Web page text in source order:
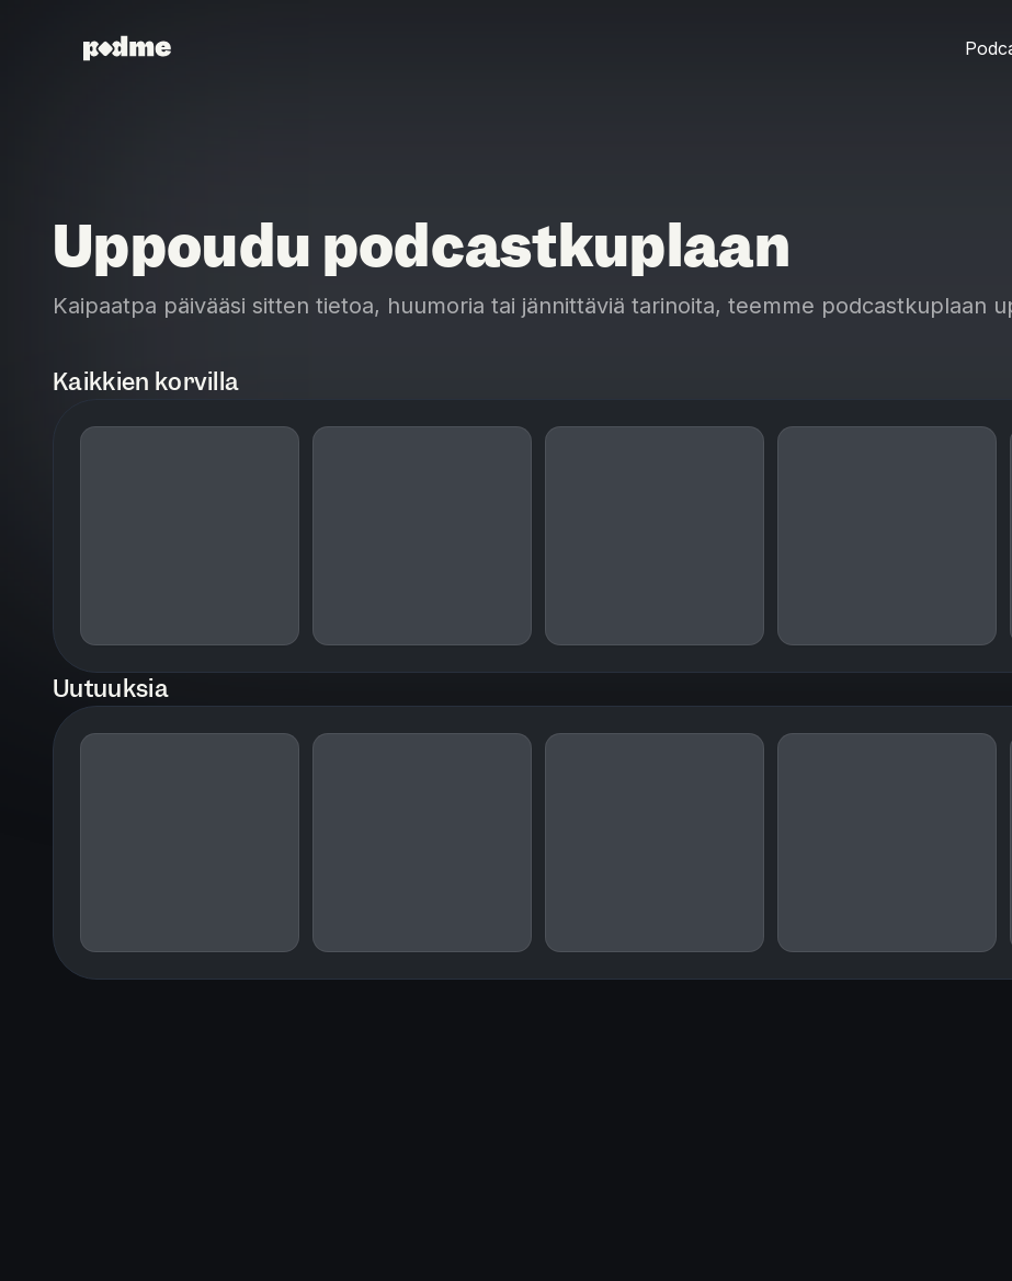
Uppoudu podcastkuplaan
Kaipaatpa päivääsi sitten tietoa, huumoria tai jännittäviä tarinoita, teemme podcastkuplaan
Kaikkien korvilla
Uutuuksia